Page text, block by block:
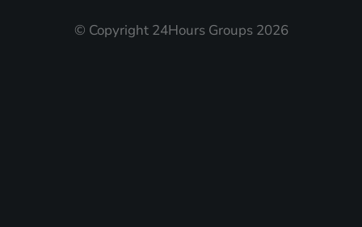
© Copyright 24Hours Groups 2026